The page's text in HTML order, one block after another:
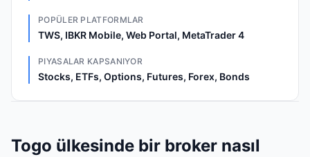
POPÜLER PLATFORMLAR
TWS, IBKR Mobile, Web Portal, MetaTrader 4
PIYASALAR KAPSANIYOR
Stocks, ETFs, Options, Futures, Forex, Bonds
Togo ülkesinde bir broker nasıl